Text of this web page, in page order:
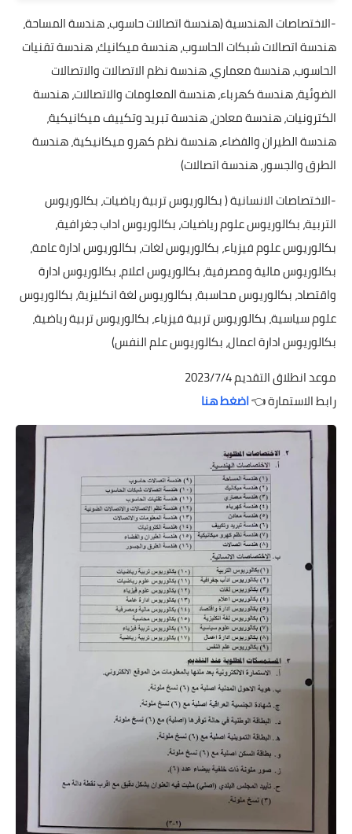
-الاختصاصات الهندسية (هندسة اتصالات حاسوب، هندسة المساحة،
هندسة اتصالات شبكات الحاسوب، هندسة ميكانيك، هندسة تقنيات
الحاسوب، هندسة معماري، هندسة نظم الاتصالات والاتصالات
الضوئية، هندسة كهرباء، هندسة المعلومات والاتصالات، هندسة
الكترونيات، هندسة معادن، هندسة تبريد وتكييف ميكانيكية،
هندسة الطيران والفضاء، هندسة نظم كهرو ميكانيكية، هندسة
الطرق والجسور، هندسة اتصالات)
-الاختصاصات الانسانية ( بكالوريوس تربية رياضيات، بكالوريوس
التربية، بكالوريوس علوم رياضيات، بكالوريوس اداب جغرافية،
بكالوريوس علوم فيزياء، بكالوريوس لغات، بكالوريوس ادارة عامة،
بكالوريوس مالية ومصرفية، بكالوريوس اعلام، بكالوريوس ادارة
واقتصاد، بكالوريوس محاسبة، بكالوريوس لغة انكليزية، بكالوريوس
علوم سياسية، بكالوريوس تربية فيزياء، بكالوريوس تربية رياضية،
بكالوريوس ادارة اعمال، بكالوريوس علم النفس)
موعد انطلاق التقديم 2023/7/4
رابط الاستمارة 👈اضغط هنا